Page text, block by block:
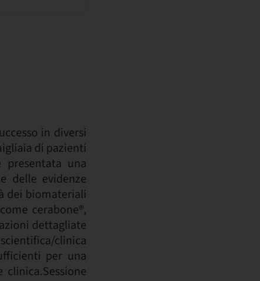
in diversi
di pazienti
una
delle evidenze
dei biomateriali
cerabone®,
dettagliate
clinica
per una